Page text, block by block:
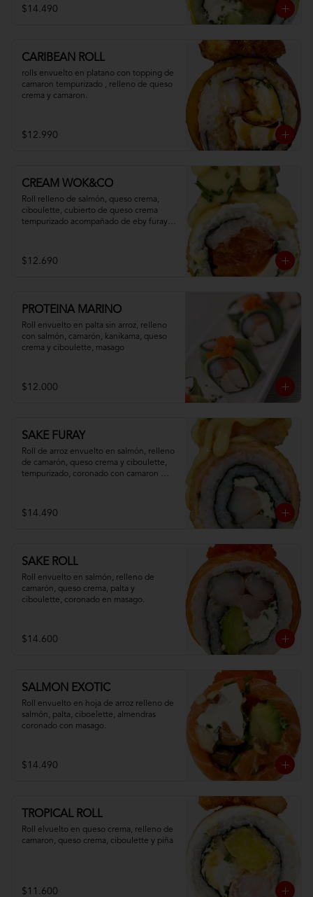
$14.490
CARIBEAN ROLL
rolls envuelto en platano con topping de
camaron tempurizado , relleno de queso
crema y camaron.
$12.990
CREAM WOK&CO
Roll relleno de salmón, queso crema,
ciboulette, cubierto de queso crema
tempurizado acompañado de eby furay y
$12.690
PROTEINA MARINO
Roll envuelto en palta sin arroz, relleno
con salmón, camarón, kanikama, queso
crema y ciboulette, masago
$12.000
SAKE FURAY
Roll de arroz envuelto en salmón, relleno
de camarón, queso crema y ciboulette,
tempurizado, coronado con camaron
$14.490
SAKE ROLL
Roll envuelto en salmón, relleno de
camarón, queso crema, palta y
ciboulette, coronado en masago.
$14.600
SALMON EXOTIC
Roll envuelto en hoja de arroz relleno de
salmón, palta, ciboelette, almendras
coronado con masago.
$14.490
TROPICAL ROLL
Roll elvuelto en queso crema, relleno de
camaron, queso crema, ciboulette y piña
$11.600